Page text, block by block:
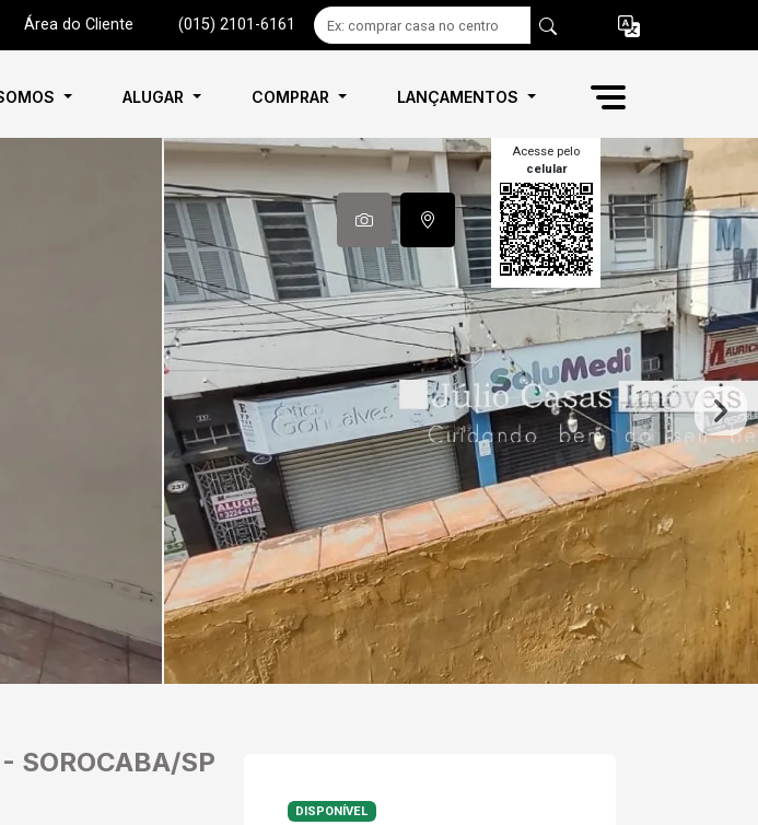
Área do Cliente (015) 2101-6161
ALUGAR COMPRAR LANÇAMENTOS
Acesse pelo
celular
SOROCABA/SP
DISPONÍVEL